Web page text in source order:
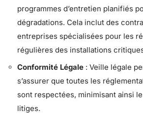
programmes d’entretien planifiés
dégradations. Cela inclut des
entreprises spécialisées pour les
régulières des installations
Conformité Légale : Veille légale
s’assurer que toutes les
sont respectées, minimisant ainsi
litiges.